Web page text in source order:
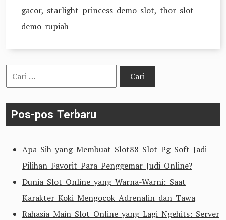
gacor, starlight princess demo slot, thor slot
demo rupiah
Cari
untuk:
Pos-pos Terbaru
Apa Sih yang Membuat Slot88 Slot Pg Soft Jadi
Pilihan Favorit Para Penggemar Judi Online?
Dunia Slot Online yang Warna-Warni: Saat
Karakter Koki Mengocok Adrenalin dan Tawa
Rahasia Main Slot Online yang Lagi Ngehits: Server